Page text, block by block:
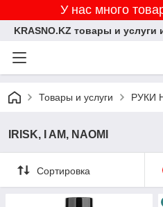
У нас много
KRASNO.KZ товары и
Товары и услуги РУКИ
IRISK, I AM, NAOMI
Сортировка